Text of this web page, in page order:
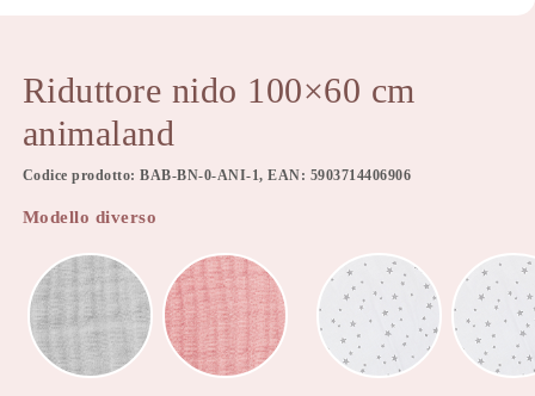
Riduttore nido 100×60 cm
animaland
Codice prodotto: BAB-BN-0-ANI-1, EAN: 5903714406906
Modello diverso